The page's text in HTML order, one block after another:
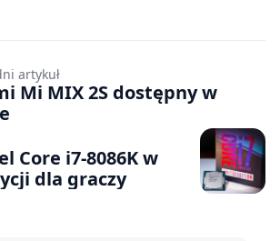
artykuł
Mi MIX 2S dostępny w
Core i7-8086K w
dla graczy